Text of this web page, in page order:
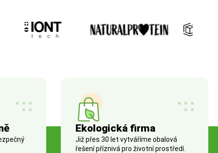
Ekologická firma
Již přes 30 let vytváříme obalová
řešení příznivá pro životní prostředí.